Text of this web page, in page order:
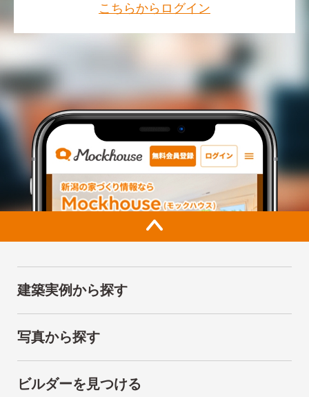
こちらからログイン
建築実例から探す
写真から探す
ビルダーを見つける